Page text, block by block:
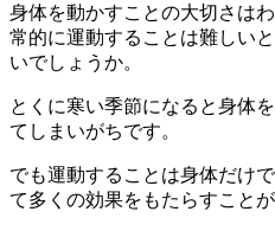
身体を動かすことの大切さは
常的に運動することは難しい
いでしょうか。
とくに寒い季節になると身体
てしまいがちです。
でも運動することは身体だけ
て多くの効果をもたらすこと